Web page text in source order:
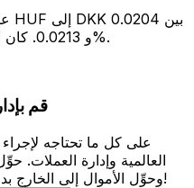
و 0.0213. كان المتوسط 0.0209 مع تقلبات 0.40%.
قم
العالمية وإدارة العملات.
وحوِّل الأموال إلى الخارج بدون رسوم خفية. قم بالتحميل اليوم!